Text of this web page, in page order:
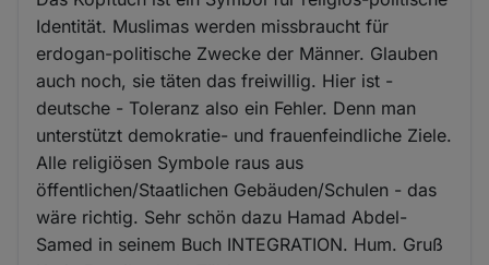
Identität. Muslimas werden missbraucht für
erdogan-politische Zwecke der Männer. Glauben
auch noch, sie täten das freiwillig. Hier ist -
deutsche - Toleranz also ein Fehler. Denn man
unterstützt demokratie- und frauenfeindliche Ziele.
Alle religiösen Symbole raus aus
öffentlichen/Staatlichen Gebäuden/Schulen - das
wäre richtig. Sehr schön dazu Hamad Abdel-
Samed in seinem Buch INTEGRATION. Hum. Gruß